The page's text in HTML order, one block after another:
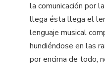
la comunicación por
llega ésta llega el
lenguaje musical
hundiéndose en las
por encima de todo,